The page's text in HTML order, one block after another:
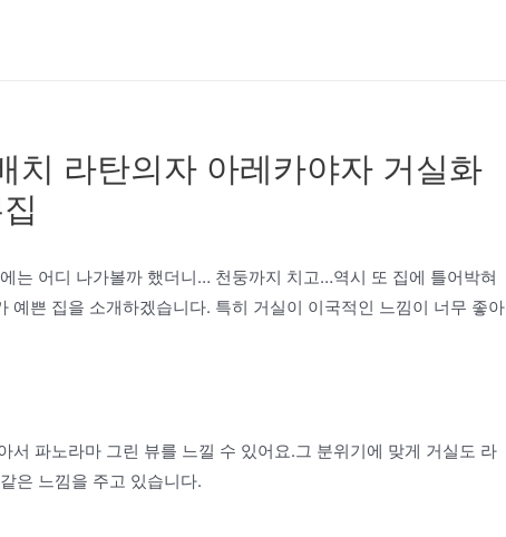
치 라탄의자 아레카야자 거실화
는 어디 나가볼까 했더니… 천둥까지 치고…역시 또 집에 틀어박혀
예쁜 집을 소개하겠습니다. 특히 거실이 이국적인 느낌이 너무 좋아
서 파노라마 그린 뷰를 느낄 수 있어요.그 분위기에 맞게 거실도 라
은 느낌을 주고 있습니다.